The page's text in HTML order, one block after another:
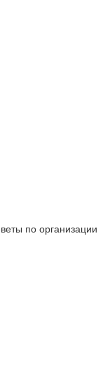
по организации